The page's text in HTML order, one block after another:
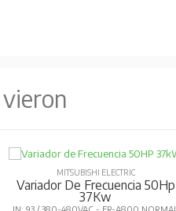
MITSUBISHI ELECTRIC
Variador De Frecuencia 50Hp
37Kw